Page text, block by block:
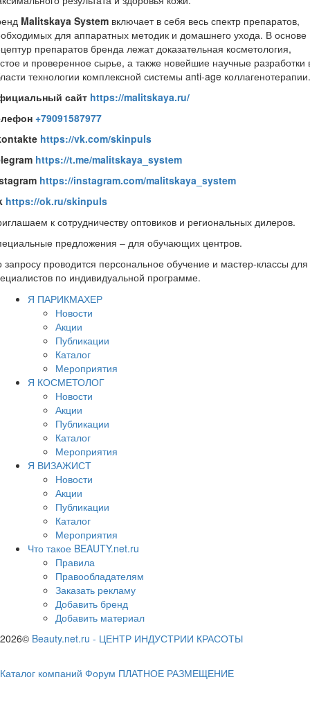
Malitskaya System включает в себя весь спектр препаратов,
для аппаратных методик и домашнего ухода. В основе
препаратов бренда лежат доказательная косметология,
и проверенное сырье, а также новейшие научные разработки
технологии комплексной системы anti-age
сайт https://malitskaya.ru/
+79091587977
https://vk.com/skinpuls
https://t.me/malitskaya_system
https://instagram.com/malitskaya_system
https://ok.ru/skinpuls
к сотрудничеству оптовиков и региональных дилеров.
предложения – для обучающих центров.
запросу проводится персональное обучение и мастер-классы для
по индивидуальной программе.
Я ПАРИКМАХЕР
Новости
Акции
Публикации
Каталог
Мероприятия
Я КОСМЕТОЛОГ
Новости
Акции
Публикации
Каталог
Мероприятия
Я ВИЗАЖИСТ
Новости
Акции
Публикации
Каталог
Мероприятия
Что такое BEAUTY.net.ru
Правила
Правообладателям
Заказать рекламу
Добавить бренд
Добавить материал
2026© Beauty.net.ru - ЦЕНТР ИНДУСТРИИ КРАСОТЫ
Каталог компаний Форум ПЛАТНОЕ РАЗМЕЩЕНИЕ